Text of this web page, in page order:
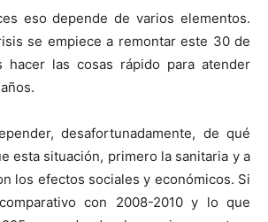
eso depende de varios elementos.
se empiece a remontar este 30 de
las cosas rápido para atender
desafortunadamente, de qué
esta situación, primero la sanitaria y a
los efectos sociales y económicos. Si
con 2008-2010 y lo que